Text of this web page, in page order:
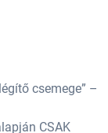
csemege” –
CSAK